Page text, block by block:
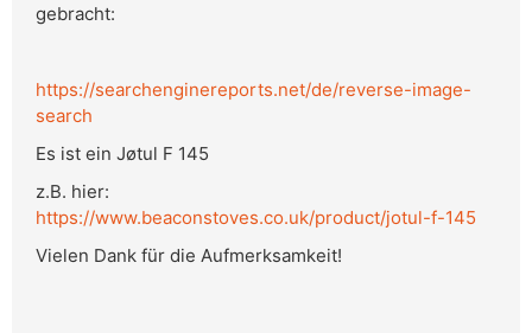
gebracht:
https://searchenginereports.net/de/reverse-image-
search
Es ist ein Jøtul F 145
z.B. hier:
https://www.beaconstoves.co.uk/product/jotul-f-145
Vielen Dank für die Aufmerksamkeit!